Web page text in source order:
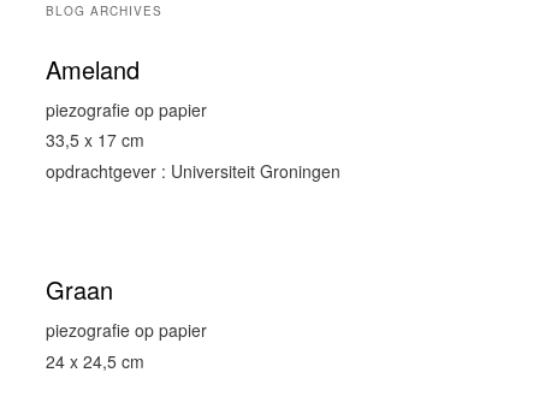
BLOG ARCHIVES
Ameland
piezografie op papier
33,5 x 17 cm
opdrachtgever : Universiteit Groningen
Graan
piezografie op papier
24 x 24,5 cm